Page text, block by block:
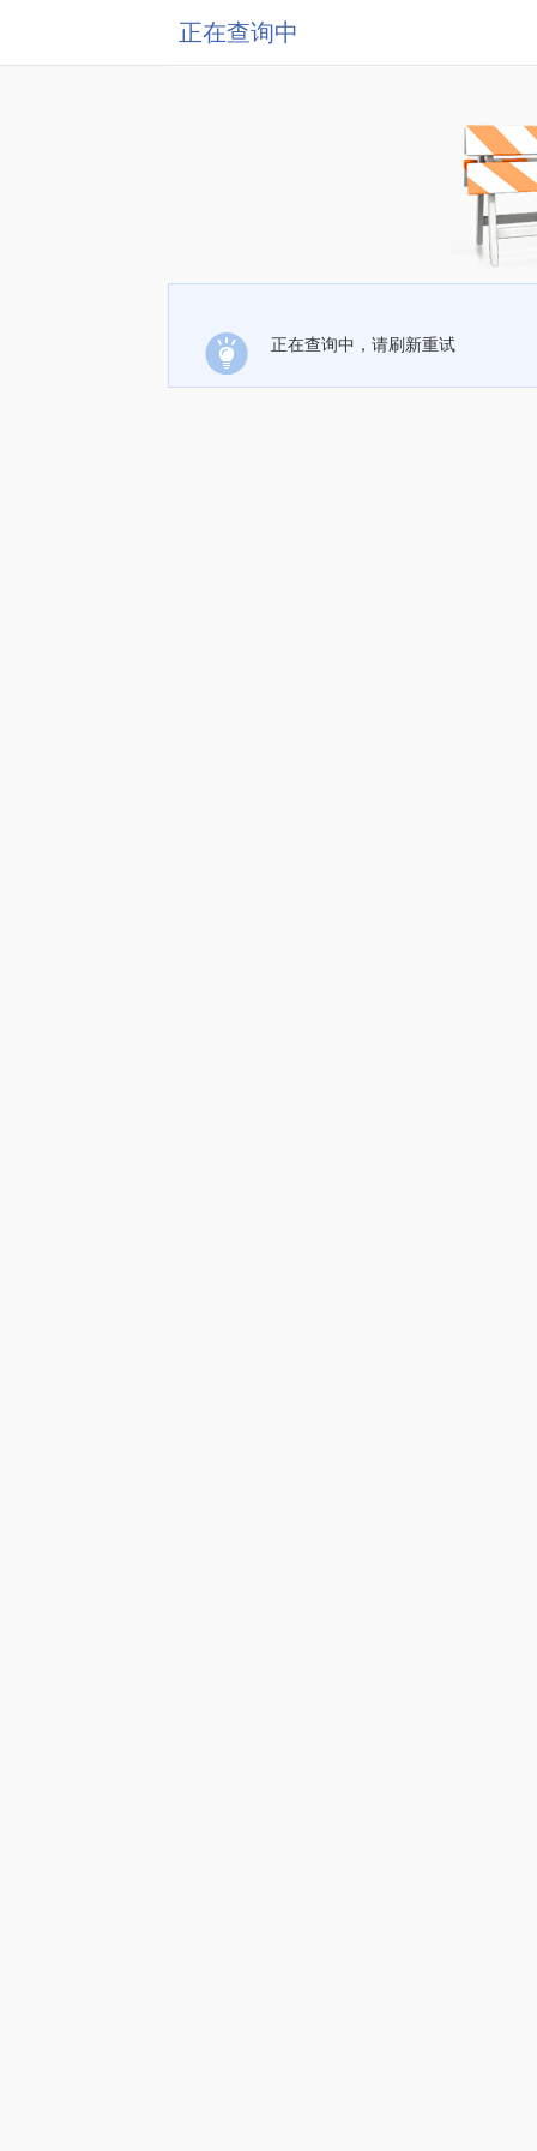
正在查询中
正在查询中，请刷新重试